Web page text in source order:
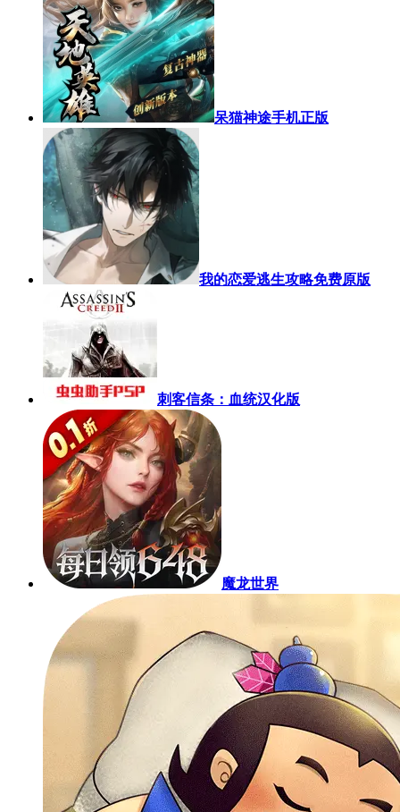
呆猫神途手机正版
我的恋爱逃生攻略免费原版
刺客信条：血统汉化版
魔龙世界